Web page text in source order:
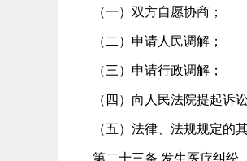
（一）双方自愿协商；
（二）申请人民调解；
（三）申请行政调解；
（四）向人民法院提起诉讼
（五）法律、法规规定的
第二十三条 发生医疗纠纷